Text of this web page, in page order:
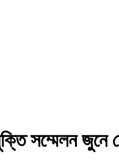
সম্মেলন জুনে